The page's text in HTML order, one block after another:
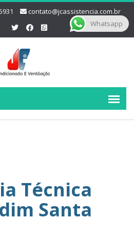
contato@jcassistencia.com.br
Técnica
Santa
Whatsapp